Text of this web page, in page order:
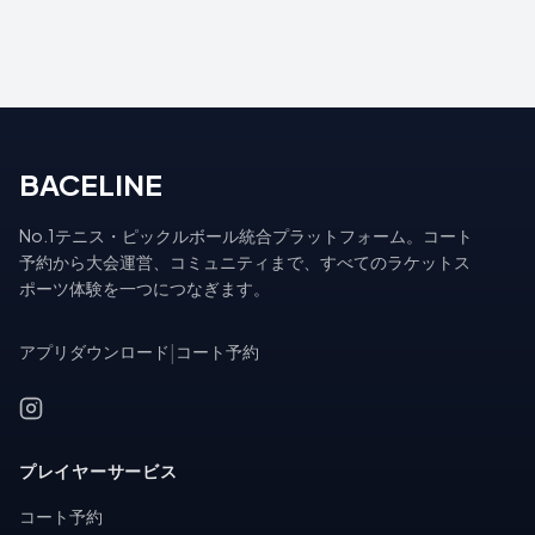
BACELINE
No.1テニス・ピックルボール統合プラットフォーム。コート
予約から大会運営、コミュニティまで、すべてのラケットス
ポーツ体験を一つにつなぎます。
アプリダウンロード コート予約
プレイヤーサービス
コート予約